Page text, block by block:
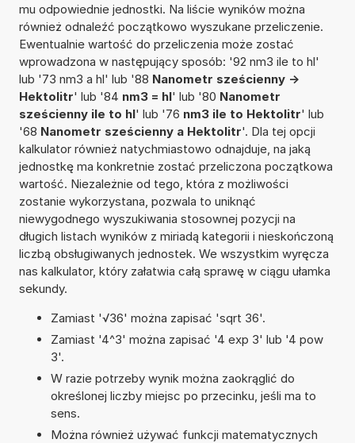
mu odpowiednie jednostki. Na liście wyników można
również odnaleźć początkowo wyszukane przeliczenie.
Ewentualnie wartość do przeliczenia może zostać
wprowadzona w następujący sposób: '92 nm3 ile to hl'
lub '73 nm3 a hl' lub '88 Nanometr sześcienny ->
Hektolitr' lub '84 nm3 = hl' lub '80 Nanometr
sześcienny ile to hl' lub '76 nm3 ile to Hektolitr' lub
'68 Nanometr sześcienny a Hektolitr'. Dla tej opcji
kalkulator również natychmiastowo odnajduje, na jaką
jednostkę ma konkretnie zostać przeliczona początkowa
wartość. Niezależnie od tego, która z możliwości
zostanie wykorzystana, pozwala to uniknąć
niewygodnego wyszukiwania stosownej pozycji na
długich listach wyników z miriadą kategorii i nieskończoną
liczbą obsługiwanych jednostek. We wszystkim wyręcza
nas kalkulator, który załatwia całą sprawę w ciągu ułamka
sekundy.
Zamiast '√36' można zapisać 'sqrt 36'.
Zamiast '4^3' można zapisać '4 exp 3' lub '4 pow
3'.
W razie potrzeby wynik można zaokrąglić do
określonej liczby miejsc po przecinku, jeśli ma to
sens.
Można również używać funkcji matematycznych